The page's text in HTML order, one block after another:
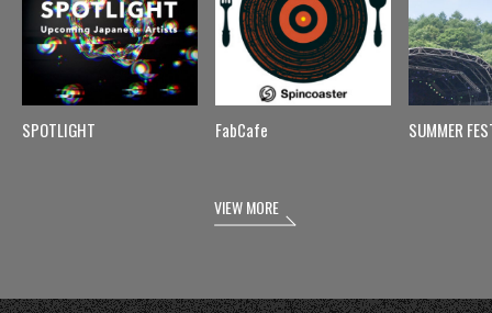
SPOTLIGHT FabCafe SUMMER
VIEW MORE